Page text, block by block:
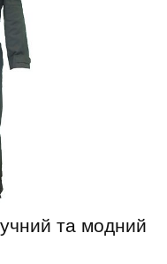
та модний